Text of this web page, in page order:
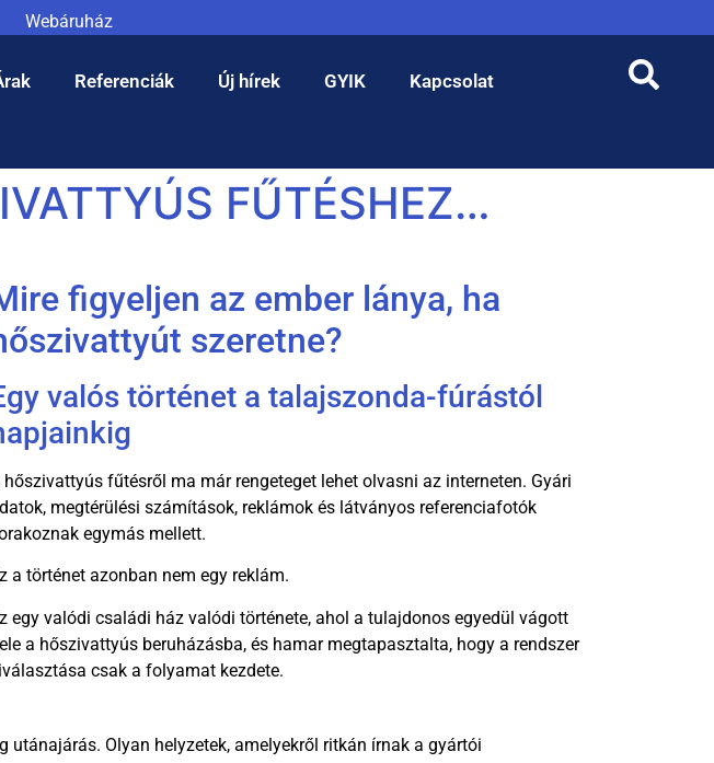
Webáruház
Referenciák Új hírek GYIK Kapcsolat
FŰTÉSHEZ…
figyeljen az ember lánya, ha
szeretne?
valós történet a talajszonda-fúrástól
hőszivattyús fűtésről ma már rengeteget lehet olvasni az interneten. Gyári
megtérülési számítások, reklámok és látványos referenciafotók
egymás mellett.
a történet azonban nem egy reklám.
egy valódi családi ház valódi története, ahol a tulajdonos egyedül vágott
a hőszivattyús beruházásba, és hamar megtapasztalta, hogy a rendszer
csak a folyamat kezdete.
utánajárás. Olyan helyzetek, amelyekről ritkán írnak a gyártói